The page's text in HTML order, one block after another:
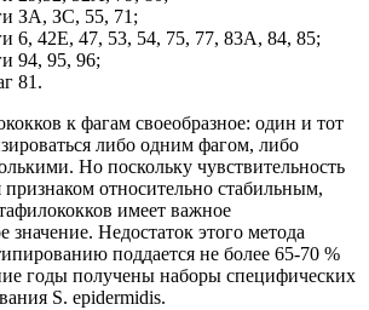
ЗА, ЗС, 55, 71;
6, 42Е, 47, 53, 54, 75, 77, 83А, 84, 85;
94, 95, 96;
81.
к фагам своеобразное: один и тот
либо одним фагом, либо
Но поскольку чувствительность
признаком относительно стабильным,
имеет важное
значение. Недостаток этого метода
поддается не более 65-70 %
годы получены наборы специфических
S. epidermidis.